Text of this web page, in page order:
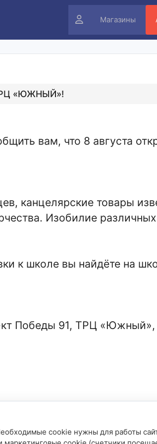
ЛичныйМагазины
«ЮЖНЫЙ»!
вам, что 8 августа
канцелярские товары
Изобилие
к школе вы найдёте на
Победы 91, ТРЦ «Южный»,
cookie нужны для работы